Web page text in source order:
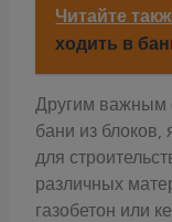
Читайте
ходить в
Другим важным
бани из блоков,
для
различных
газобетон или